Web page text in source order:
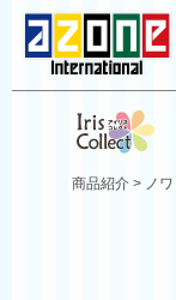
商品紹介 > ノワ